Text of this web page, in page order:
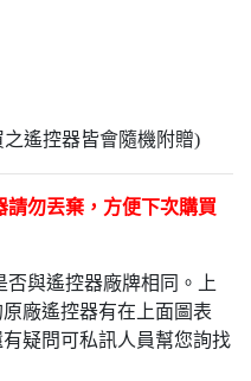
遙控器皆會隨機附贈)
勿丟棄，方便下次購買
與遙控器廠牌相同。上
廠遙控器有在上面圖表
疑問可私訊人員幫您詢找